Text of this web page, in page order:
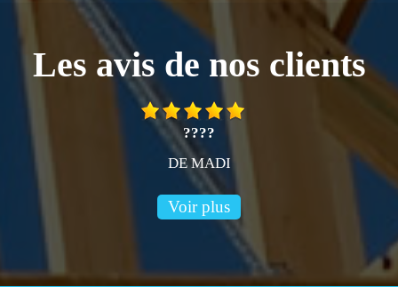
Les avis de nos clients
????
DE MADI
Voir plus